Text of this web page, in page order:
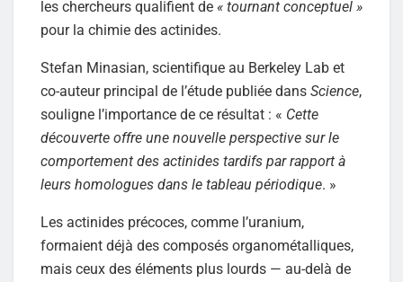
les chercheurs qualifient de « tournant conceptuel »
pour la chimie des actinides.
Stefan Minasian, scientifique au Berkeley Lab et
co-auteur principal de l’étude publiée dans Science,
souligne l’importance de ce résultat : « Cette
découverte offre une nouvelle perspective sur le
comportement des actinides tardifs par rapport à
leurs homologues dans le tableau périodique. »
Les actinides précoces, comme l’uranium,
formaient déjà des composés organométalliques,
mais ceux des éléments plus lourds — au-delà de